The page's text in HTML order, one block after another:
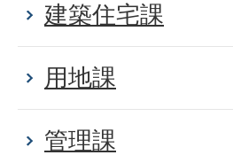
建築住宅課
用地課
管理課